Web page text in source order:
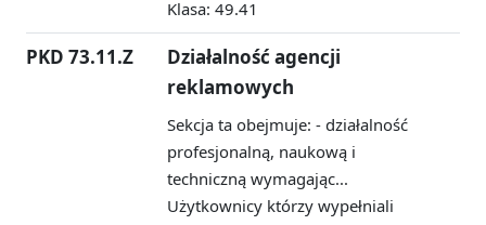
Klasa: 49.41
PKD 73.11.Z
Działalność agencji
reklamowych
Sekcja ta obejmuje: - działalność
profesjonalną, naukową i
techniczną wymagając...
Użytkownicy którzy wypełniali